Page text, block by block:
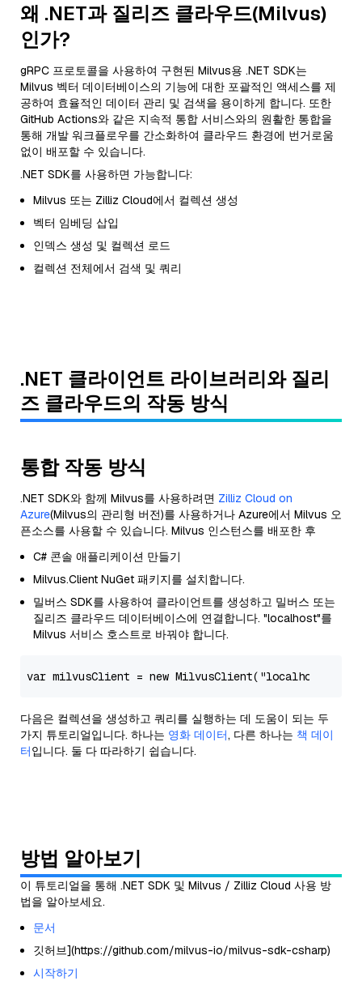
왜 .NET과 질리즈 클라우드(Milvus)
인가?
gRPC 프로토콜을 사용하여 구현된 Milvus용 .NET SDK는
Milvus 벡터 데이터베이스의 기능에 대한 포괄적인 액세스를 제
공하여 효율적인 데이터 관리 및 검색을 용이하게 합니다. 또한
GitHub Actions와 같은 지속적 통합 서비스와의 원활한 통합을
통해 개발 워크플로우를 간소화하여 클라우드 환경에 번거로움
없이 배포할 수 있습니다.
.NET SDK를 사용하면 가능합니다:
Milvus 또는 Zilliz Cloud에서 컬렉션 생성
벡터 임베딩 삽입
인덱스 생성 및 컬렉션 로드
컬렉션 전체에서 검색 및 쿼리
.NET 클라이언트 라이브러리와 질리
즈 클라우드의 작동 방식
통합 작동 방식
.NET SDK와 함께 Milvus를 사용하려면 Zilliz Cloud on
Azure(Milvus의 관리형 버전)를 사용하거나 Azure에서 Milvus 오
픈소스를 사용할 수 있습니다. Milvus 인스턴스를 배포한 후
C# 콘솔 애플리케이션 만들기
Milvus.Client NuGet 패키지를 설치합니다.
밀버스 SDK를 사용하여 클라이언트를 생성하고 밀버스 또는
질리즈 클라우드 데이터베이스에 연결합니다. "localhost"를
Milvus 서비스 호스트로 바꿔야 합니다.
var milvusClient = new MilvusClient( "localhost"
다음은 컬렉션을 생성하고 쿼리를 실행하는 데 도움이 되는 두
가지 튜토리얼입니다. 하나는 영화 데이터, 다른 하나는 책 데이
터입니다. 둘 다 따라하기 쉽습니다.
방법 알아보기
이 튜토리얼을 통해 .NET SDK 및 Milvus / Zilliz Cloud 사용 방
법을 알아보세요.
문서
깃허브](https://github.com/milvus-io/milvus-sdk-csharp)
시작하기